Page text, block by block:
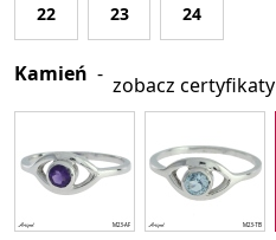
22 23 24
Kamień - zobacz certyfikaty